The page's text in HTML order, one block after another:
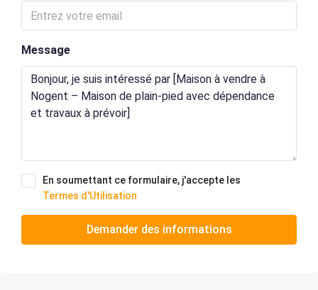
Message
En soumettant ce formulaire, j'accepte les
Termes d'Utilisation
Demander des informations